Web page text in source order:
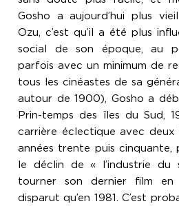
Gosho a aujourd’hui plus
Ozu, c’est qu’il a été plus
social de son époque, au
parfois avec un minimum de
tous les cinéastes de sa
autour de 1900), Gosho a
Prin-temps des îles du Sud,
carrière éclectique avec
années trente puis cinquante,
le déclin de « l’industrie
tourner son dernier film en
disparut qu’en 1981. C’est